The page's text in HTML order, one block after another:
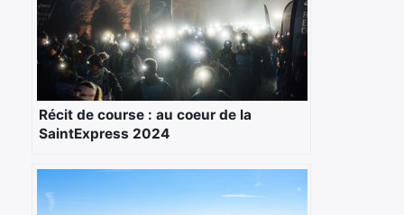
Récit de course : au coeur de la
SaintExpress 2024